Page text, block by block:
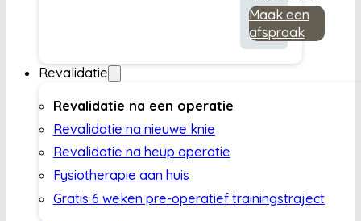
Maak een
afspraak
Revalidatie
Revalidatie na een operatie
Revalidatie na nieuwe knie
Revalidatie na heup operatie
Fysiotherapie aan huis
Gratis 6 weken pre-operatief trainingstraject